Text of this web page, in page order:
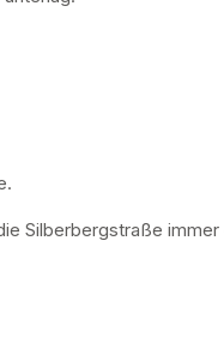
Silberbergstraße